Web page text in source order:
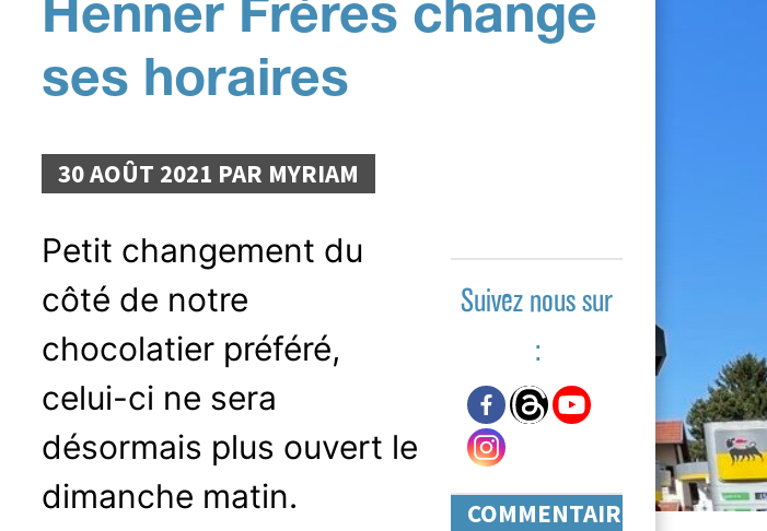
Henner Frères change
ses horaires
30 AOÛT 2021 PAR MYRIAM
Petit changement du
côté de notre
chocolatier préféré,
celui-ci ne sera
désormais plus ouvert le
dimanche matin.
Suivez nous sur
:
COMMENTAIRES